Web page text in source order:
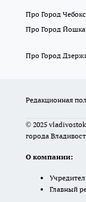
Про Город
Про Город
Про Город
Редакционная
© 2025
города
О компании:
Главный